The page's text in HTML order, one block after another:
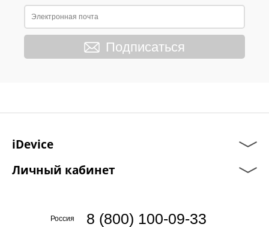
Подписаться
iDevice
Личный кабинет
Россия 8 (800) 100-09-33